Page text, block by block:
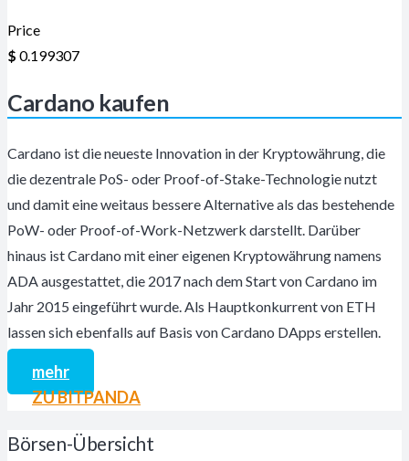
Price
$ 0.199307
Cardano kaufen
Cardano ist die neueste Innovation in der Kryptowährung, die
die dezentrale PoS- oder Proof-of-Stake-Technologie nutzt
und damit eine weitaus bessere Alternative als das bestehende
PoW- oder Proof-of-Work-Netzwerk darstellt. Darüber
hinaus ist Cardano mit einer eigenen Kryptowährung namens
ADA ausgestattet, die 2017 nach dem Start von Cardano im
Jahr 2015 eingeführt wurde. Als Hauptkonkurrent von ETH
lassen sich ebenfalls auf Basis von Cardano DApps erstellen.
mehr
ZU BITPANDA
Börsen-Übersicht